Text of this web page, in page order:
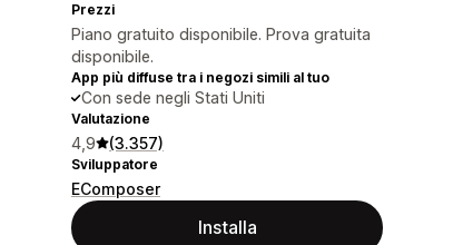
Prezzi
Piano gratuito disponibile. Prova gratuita
disponibile.
App più diffuse tra i negozi simili al tuo
Con sede negli Stati Uniti
Valutazione
4,9 (3.357)
Sviluppatore
EComposer
Installa